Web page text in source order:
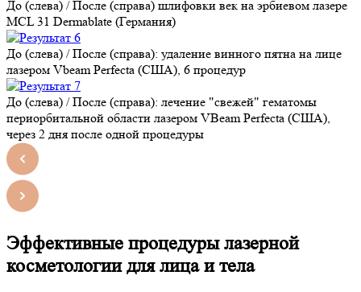
До (слева) / После (справа) шлифовки век на эрбиевом лазере
MCL 31 Dermablate (Германия)
До (слева) / После (справа): удаление винного пятна на лице
лазером Vbeam Perfecta (США), 6 процедур
До (слева) / После (справа): лечение "свежей" гематомы
периорбитальной области лазером VBeam Perfecta (США),
через 2 дня после одной процедуры
Эффективные процедуры лазерной
косметологии для лица и тела